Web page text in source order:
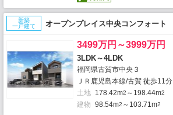
新築
一戸建て
オープンプレイス中央コンフォート
3499万円～3999万円
3LDK～4LDK
福岡県古賀市中央３
ＪＲ鹿児島本線/古賀 徒歩11分
土地 178.42m2 ～198.44m2
建物 98.54m2 ～103.71m2